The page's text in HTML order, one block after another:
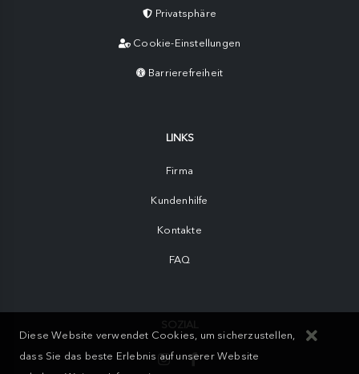
Privatsphäre
Cookie-Einstellungen
Barrierefreiheit
LINKS
Firma
Kundenhilfe
Kontakte
FAQ
Diese Website verwendet Cookies, um sicherzustellen,
dass Sie das beste Erlebnis auf unserer Website